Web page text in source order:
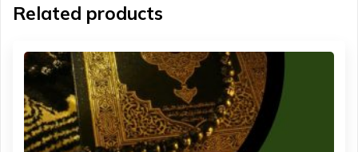
Related products